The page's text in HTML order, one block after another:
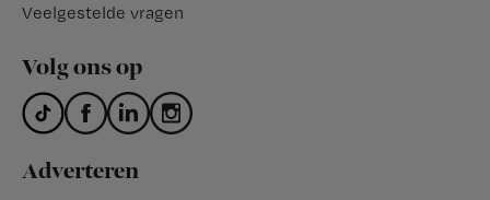
Veelgestelde vragen
Volg ons op
Adverteren